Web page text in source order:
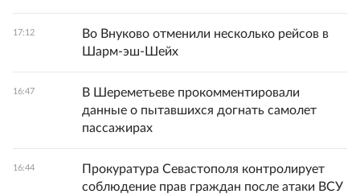
17:12
Во Внуково отменили несколько рейсов в
Шарм-эш-Шейх
16:47
В Шереметьеве прокомментировали
данные о пытавшихся догнать самолет
пассажирах
16:44
Прокуратура Севастополя контролирует
соблюдение прав граждан после атаки ВСУ